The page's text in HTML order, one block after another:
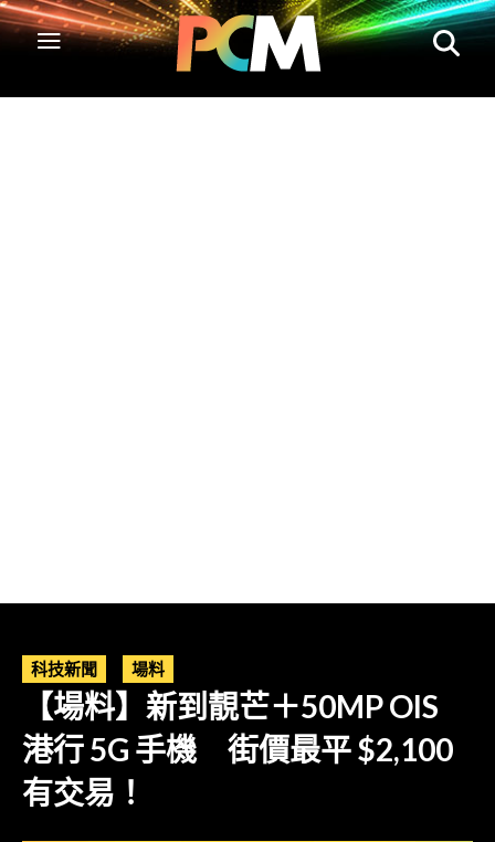
科技新聞 場料
【場料】新到靚芒＋50MP OIS
港行 5G 手機 街價最平 $2,100
有交易！